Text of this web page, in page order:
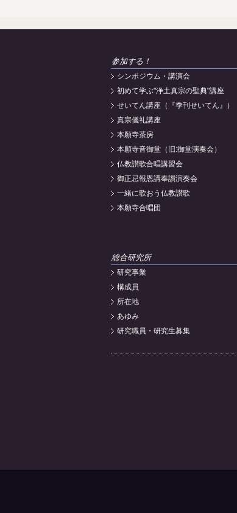
参加する！
シンポジウム・講演会
初めて学ぶ"浄土真宗の聖典"講座
せいてん講座（『季刊せいてん』）
真宗儀礼講座
本願寺茶房
本願寺音御堂（旧:御堂演奏会）
仏教讃歌合唱講習会
御正忌報恩講奉讃演奏会
一緒に歌おう仏教讃歌
本願寺合唱団
総合研究所
研究事業
構成員
所在地
あゆみ
研究職員・研究生募集